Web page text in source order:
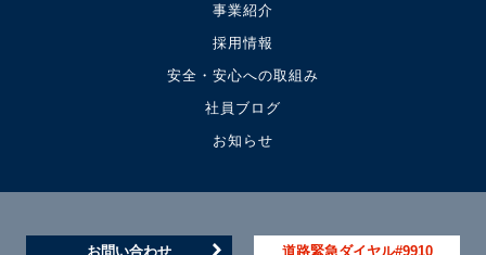
事業紹介
採用情報
安全・安心への取組み
社員ブログ
お知らせ
お問い合わせ 道路緊急ダイヤル#9910